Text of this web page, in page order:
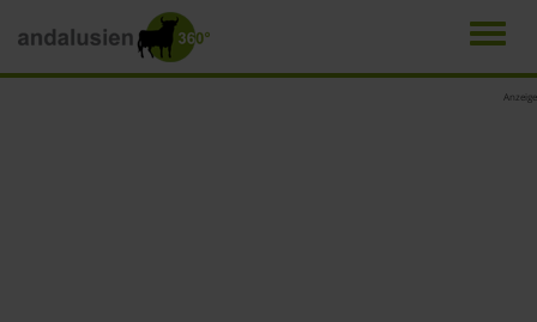
Anzeige